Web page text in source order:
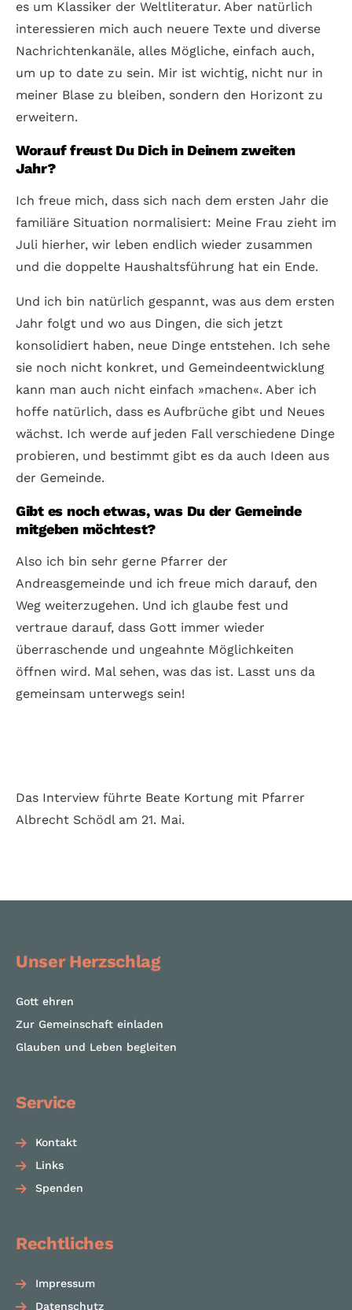
es um Klassiker der Weltliteratur. Aber natürlich
interessieren mich auch neuere Texte und diverse
Nachrichtenkanäle, alles Mögliche, einfach auch,
um up to date zu sein. Mir ist wichtig, nicht nur in
meiner Blase zu bleiben, sondern den Horizont zu
erweitern.
Worauf freust Du Dich in Deinem zweiten
Jahr?
Ich freue mich, dass sich nach dem ersten Jahr die
familiäre Situation normalisiert: Meine Frau zieht im
Juli hierher, wir leben endlich wieder zusammen
und die doppelte Haushaltsführung hat ein Ende.
Und ich bin natürlich gespannt, was aus dem ersten
Jahr folgt und wo aus Dingen, die sich jetzt
konsolidiert haben, neue Dinge entstehen. Ich sehe
sie noch nicht konkret, und Gemeindeentwicklung
kann man auch nicht einfach »machen«. Aber ich
hoffe natürlich, dass es Aufbrüche gibt und Neues
wächst. Ich werde auf jeden Fall verschiedene Dinge
probieren, und bestimmt gibt es da auch Ideen aus
der Gemeinde.
Gibt es noch etwas, was Du der Gemeinde
mitgeben möchtest?
Also ich bin sehr gerne Pfarrer der
Andreasgemeinde und ich freue mich darauf, den
Weg weiterzugehen. Und ich glaube fest und
vertraue darauf, dass Gott immer wieder
überraschende und ungeahnte Möglichkeiten
öffnen wird. Mal sehen, was das ist. Lasst uns da
gemeinsam unterwegs sein!
Das Interview führte Beate Kortung mit Pfarrer
Albrecht Schödl am 21. Mai.
Unser Herzschlag
Gott ehren
Zur Gemeinschaft einladen
Glauben und Leben begleiten
Service
Kontakt
Links
Spenden
Rechtliches
Impressum
Datenschutz